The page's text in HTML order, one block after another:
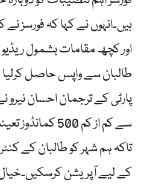
ہیں۔انہوں نے کہا کہ فورسز
اور کچھ مقامات بشمول ریڈیو
طالبان سے واپس حاصل
پارٹی کے ترجمان احسان نیرو
سے کم از کم 500
تاکہ ہم شہر کو طالبان کے
کے لیے آپریشن